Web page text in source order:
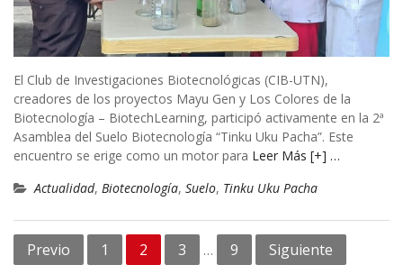
El Club de Investigaciones Biotecnológicas (CIB-UTN),
creadores de los proyectos Mayu Gen y Los Colores de la
Biotecnología – BiotechLearning, participó activamente en la 2ª
Asamblea del Suelo Biotecnología “Tinku Uku Pacha”. Este
encuentro se erige como un motor para Leer Más [+] …
Actualidad, Biotecnología, Suelo, Tinku Uku Pacha
Navegación
Previo 1 2 3 … 9 Siguiente